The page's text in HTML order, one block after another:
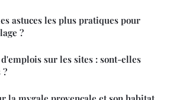
astuces les plus pratiques pour
?
d'emplois sur les sites : sont-elles
?